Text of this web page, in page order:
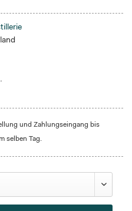
und Zahlungseingang bis
selben Tag.